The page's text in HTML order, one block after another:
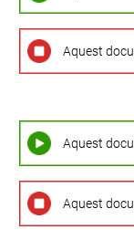
Aquest
Aquest
Aquest